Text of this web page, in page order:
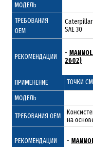
МОДЕЛЬ
ТРЕБОВАНИЯ
ОЕМ
Caterpillar
SAE 30
РЕКОМЕНДАЦИИ -
2602)
ПРИМЕНЕНИЕ
ТОЧКИ
МОДЕЛЬ
ТРЕБОВАНИЯ ОЕМ
на
РЕКОМЕНДАЦИИ -